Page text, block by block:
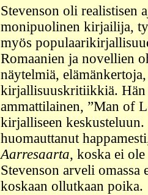
Stevenson oli realistisen
monipuolinen kirjailija,
myös
Romaanien ja novellien
näytelmiä,
kirjallisuuskritiikkiä.
ammattilainen, ”Man of
kirjalliseen keskusteluun.
huomauttanut
Aarresaarta, koska ei
Stevenson arveli omassa
koskaan ollutkaan poika.